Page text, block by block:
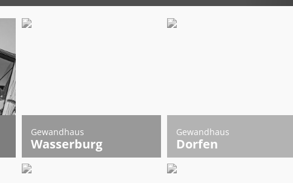
Gewandhaus
Wasserburg
Gewandhaus
Dorfen